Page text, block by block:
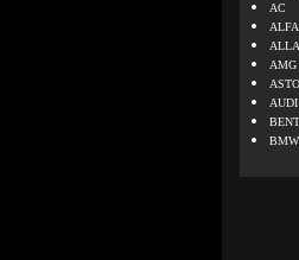
AC
AMG
AUDI
BMW